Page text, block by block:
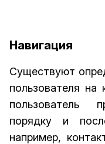
Навигация
Существуют
пользователя
пользователь
порядку и
например,